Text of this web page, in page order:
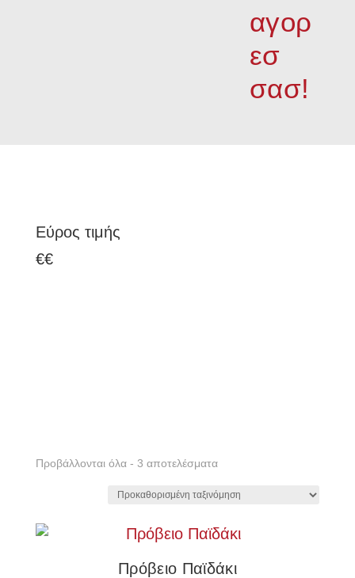
αγορ
εσ
σασ!
Εύρος τιμής
€€
Προβάλλονται όλα - 3 αποτελέσματα
Πρόβειο Παϊδάκι